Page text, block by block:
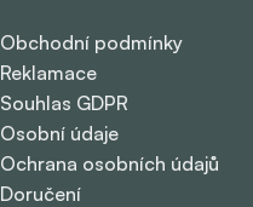
Obchodní podmínky
Reklamace
Souhlas GDPR
Osobní údaje
Ochrana osobních údajů
Doručení